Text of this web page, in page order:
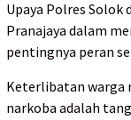
Upaya Polres Solok
Pranajaya dalam
pentingnya peran
Keterlibatan warga
narkoba adalah